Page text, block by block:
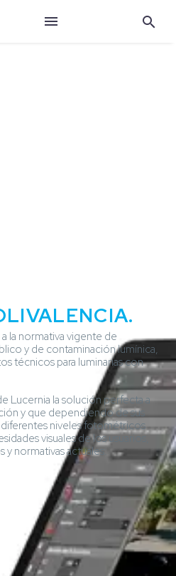
la normativa vigente de
y de contaminación lumínica,
técnicos para luminarias con
Lucernia la solución perfecta a
y que dependiendo de sus
diferentes niveles fotométricos
visuales de los usuarios,
normativas actuales: